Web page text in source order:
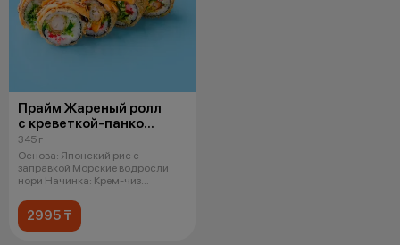
Прайм Жареный ролл
с креветкой-панко
и чукой
345 г
Основа: Японский рис с
заправкой Морские водросли
нори Начинка: Крем-чиз
2995 ₸